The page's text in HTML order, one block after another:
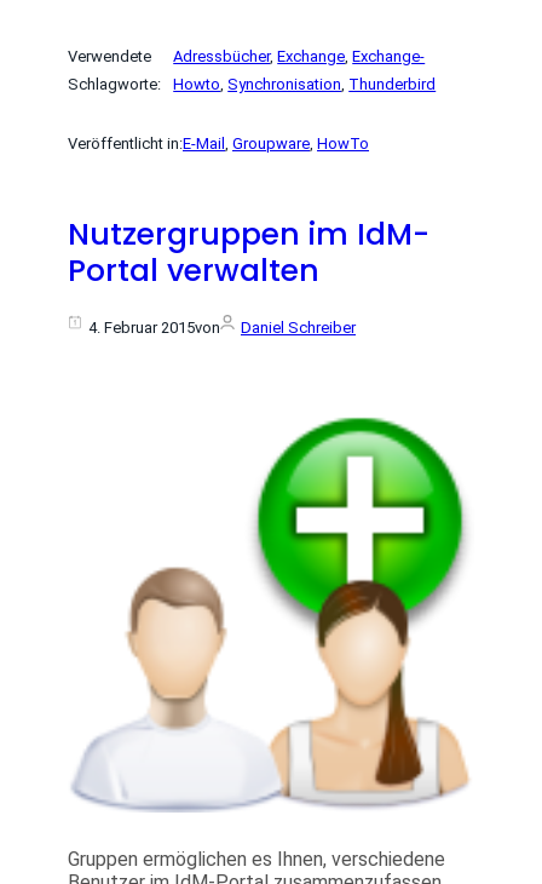
Verwendete
Schlagworte:
Adressbücher, Exchange, Exchange-
Howto, Synchronisation, Thunderbird
Veröffentlicht in:E-Mail , Groupware, HowTo
Nutzergruppen im IdM-
Portal verwalten
4. Februar 2015von Daniel Schreiber
Gruppen ermöglichen es Ihnen, verschiedene